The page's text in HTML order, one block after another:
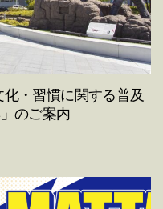
・習慣に関する普及
のご案内